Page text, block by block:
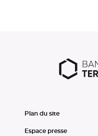
Plan du site
Espace presse